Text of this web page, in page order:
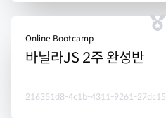
Online Bootcamp
바닐라JS 2주 완성반
216351d8-4c1b-4311-9261-27dc15